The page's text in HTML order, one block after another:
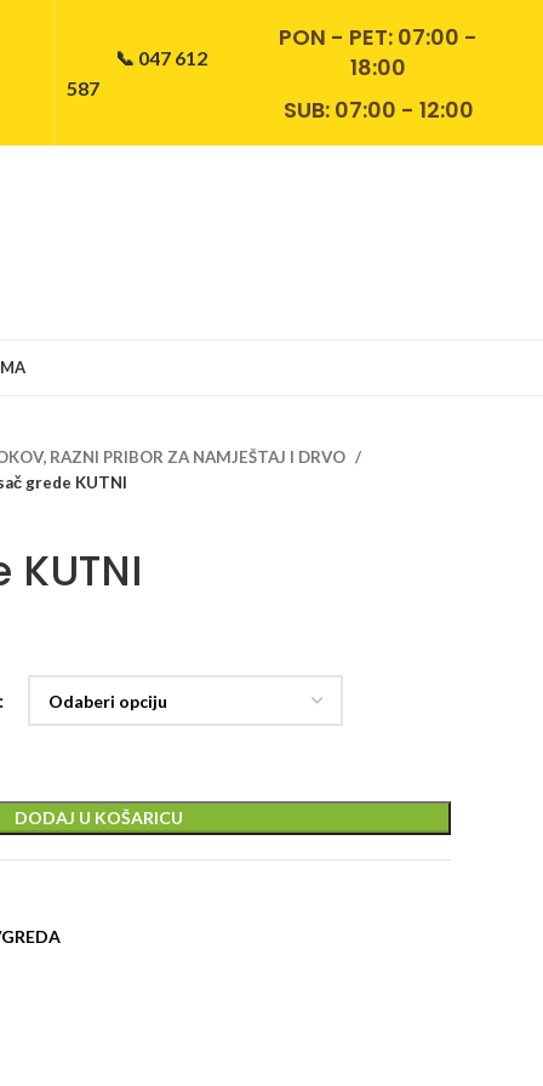
📞 047 612
587
PON - PET: 07:00 -
18:00
SUB: 07:00 - 12:00
RAZNI PRIBOR ZA NAMJEŠTAJ I DRVO
grede KUTNI
DODAJ U KOŠARICU